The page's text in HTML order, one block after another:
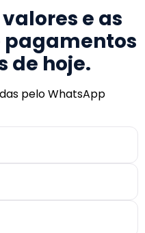
e as
pagamentos
de hoje.
pelo WhatsApp